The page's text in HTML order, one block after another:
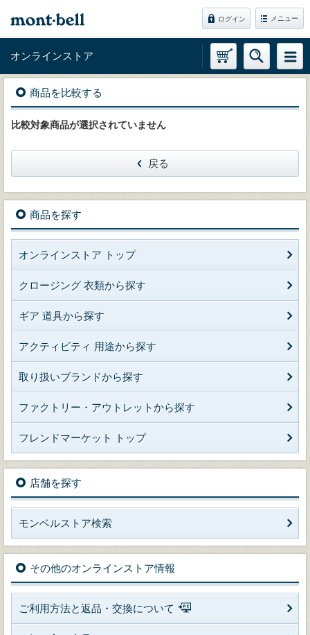
ログイン メニュー
オンラインストア
商品を比較する
比較対象商品が選択されていません
戻る
商品を探す
オンラインストア トップ
クロージング 衣類から探す
ギア 道具から探す
アクティビティ 用途から探す
取り扱いブランドから探す
ファクトリー・アウトレットから探す
フレンドマーケット トップ
店舗を探す
モンベルストア検索
その他のオンラインストア情報
ご利用方法と返品・交換について